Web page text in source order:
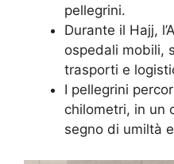
pellegrini.
Durante il Hajj,
ospedali mobili,
trasporti e
I pellegrini
chilometri, in un
segno di umiltà